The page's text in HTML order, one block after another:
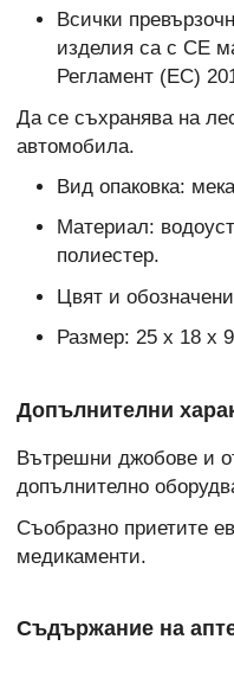
Всички
изделия са с CE
Регламент (ЕС)
Да се съхранява на
автомобила.
Вид опаковка:
Материал:
полиестер.
Цвят и
Размер: 25 х 18 х
Допълнителни
Вътрешни джобове и
допълнително
Съобразно приетите
медикаменти.
Съдържание на